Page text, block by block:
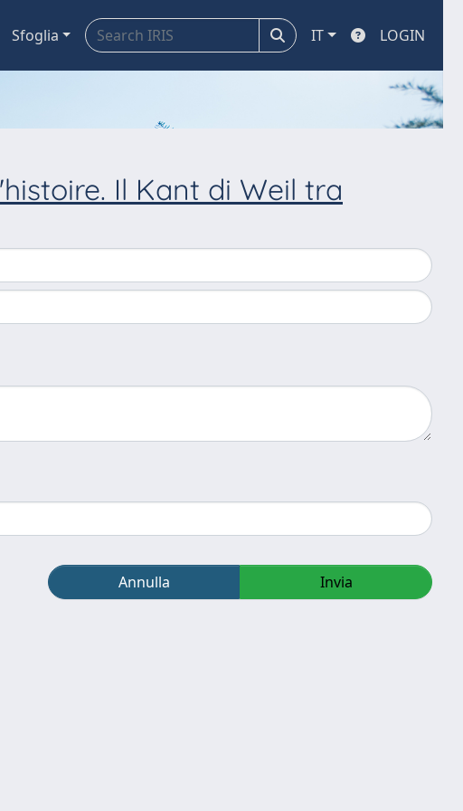
Sfoglia IT LOGIN
Il Kant di Weil tra
Annulla Invia